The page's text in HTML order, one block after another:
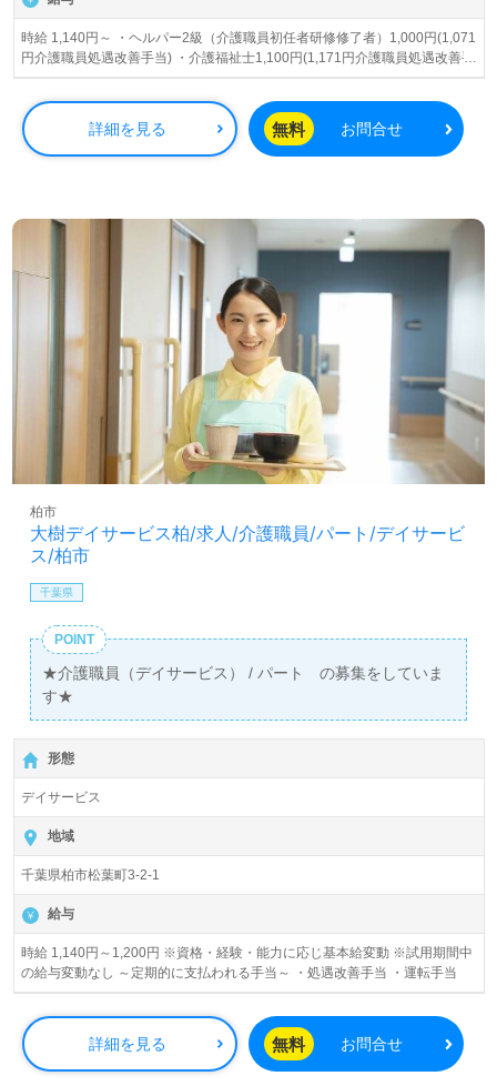
時給 1,140円～ ・ヘルパー2級（介護職員初任者研修修了者）1,000円(1,071
円介護職員処遇改善手当) ・介護福祉士1,100円(1,171円介護職員処遇改善手
当) ☆時間外手当☆ ・平日の早番遅番時給100円ＵＰ ・土日の早番遅番時給
250円ＵＰ ・土日の通常の時間帯時給150円ＵＰ ・朝番は08：30まで、遅
番は18：00以降 ◆各種手当◆ ・ヘルパー2級（介護職員初任者研修修了
者）時給1,140円 ・介護福祉士 時給1,140円 ※試用期間中の給与変動なし
詳細を見る 無料 お問合せ
大樹デイサービス柏/求人/介護職員/パート/デイサービ
ス/柏市
柏市
千葉県
POINT
★介護職員（デイサービス） / パート の募集をしていま
す★
形態
デイサービス
地域
千葉県柏市松葉町3-2-1
給与
時給 1,140円～1,200円 ※資格・経験・能力に応じ基本給変動 ※試用期間中
の給与変動なし ～定期的に支払われる手当～ ・処遇改善手当 ・運転手当
詳細を見る 無料 お問合せ